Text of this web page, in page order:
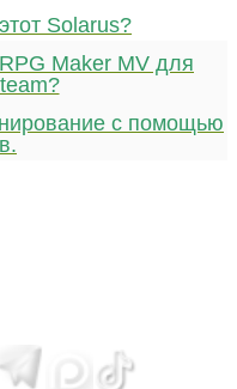
Solarus?
Maker MV для
с помощью